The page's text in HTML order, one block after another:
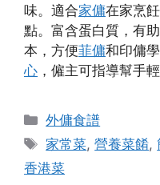
味。適合家傭在家烹
點。富含蛋白質，有
本，方便菲傭和印傭
心 ，僱主可指導幫手輕
Categories
外傭食譜
Tags
家常菜,營養菜餚,
香港菜